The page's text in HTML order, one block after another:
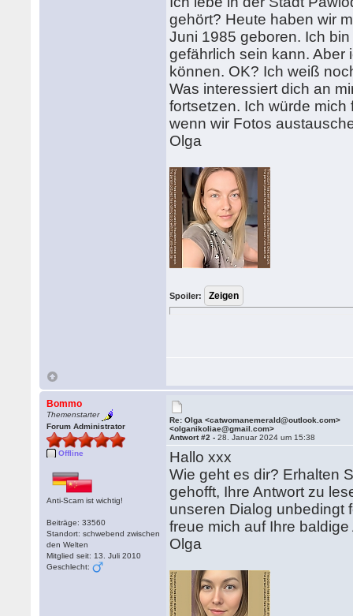
gehört? Heute haben wir
Juni 1985 geboren. Ich
gefährlich sein kann. Aber
können. OK? Ich weiß
Was interessiert dich an
fortsetzen. Ich würde
wenn wir Fotos
Olga
Spoiler:
Bommo
Themenstarter
Forum Administrator
Offline
Anti-Scam ist wichtig!
Beiträge: 33560
Standort: schwebend zwischen
den Welten
Mitglied seit: 13. Juli 2010
Geschlecht:
Re: Olga <catwomanemerald@outlook.com>
<olganikoliae@gmail.com>
Antwort #2 -28. Januar 2024 um 15:38
Hallo xxx
Wie geht es dir? Erhalten
gehofft, Ihre Antwort zu
unseren Dialog unbedingt
freue mich auf Ihre baldige
Olga